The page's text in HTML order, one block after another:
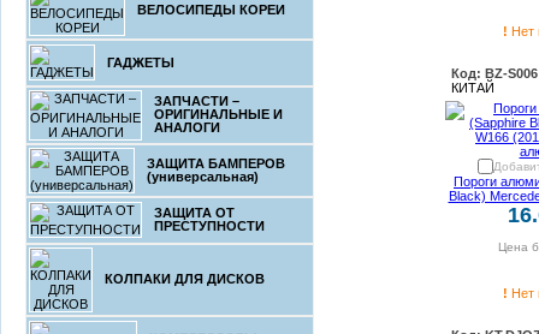
ВЕЛОСИПЕДЫ КОРЕИ
ГАДЖЕТЫ
ЗАПЧАСТИ –
ОРИГИНАЛЬНЫЕ И
АНАЛОГИ
ЗАЩИТА БАМПЕРОВ
(универсальная)
ЗАЩИТА ОТ
ПРЕСТУПНОСТИ
КОЛПАКИ ДЛЯ ДИСКОВ
! Нет
Код: BZ-S006
КИТАЙ
Пороги
Black)
Цена
! Нет